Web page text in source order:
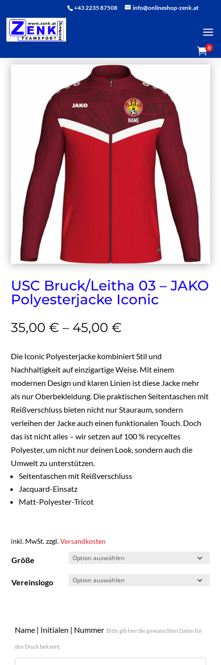
+43 2235 87508 info@onlineshop-zenk.at
0
USC Bruck/Leitha 03 – JAKO
Polyesterjacke Iconic
35,00€ – 45,00€
Die Iconic Polyesterjacke kombiniert Stil und
Nachhaltigkeit auf einzigartige Weise. Mit einem
modernen Design und klaren Linien ist diese Jacke mehr
als nur Oberbekleidung. Die praktischen Seitentaschen mit
Reißverschluss bieten nicht nur Stauraum, sondern
verleihen der Jacke auch einen funktionalen Touch. Doch
das ist nicht alles – wir setzen auf 100 % recyceltes
Polyester, um nicht nur deinen Look, sondern auch die
Umwelt zu unterstützen.
Seitentaschen mit Reißverschluss
Jacquard-Einsatz
Matt-Polyester-Tricot
inkl. MwSt.zzgl.Versandkosten
Größe
Vereinslogo
Name | Initialen | Nummer Bitte gib hier die gewünschten Daten für
den Druck bekannt.